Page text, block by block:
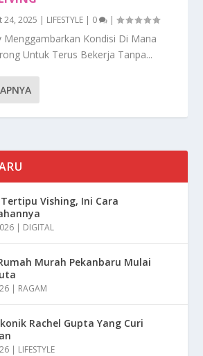
24, 2025 | LIFESTYLE | 0 |
Menggambarkan Kondisi Di Mana
Untuk Terus Bekerja Tanpa...
Vishing, Ini Cara
| DIGITAL
Murah Pekanbaru Mulai
| RAGAM
Rachel Gupta Yang Curi
| LIFESTYLE